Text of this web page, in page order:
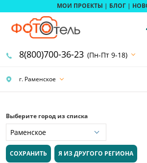
МОИ ПРОЕКТЫ | БЛОГ |
г. Раменское
8(800)700-36-23 (Пн-Пт 9-18)
Выберите город из списка
СОХРАНИТЬ Я ИЗ ДРУГОГО РЕГИОНА